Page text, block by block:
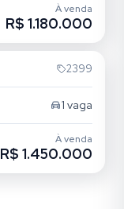
À venda
R$ 1.180.000
2399
1 vaga
À venda
R$ 1.450.000